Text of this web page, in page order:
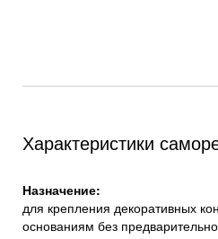
Характеристики
Назначение:
для крепления декоративных
основаниям без